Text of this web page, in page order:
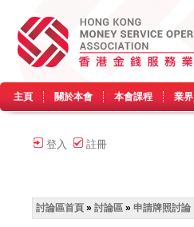
主頁 關於本會 本會課程 業
登入 註冊
討論區首頁 » 討論區 » 申請牌照討論